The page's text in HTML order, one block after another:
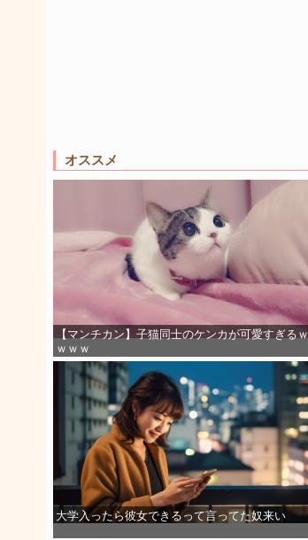
オススメ
【マンチカン】子猫同士のケンカが可愛すぎるｗ
ｗｗｗ
大学入ったら彼女できるって言ってた奴来い